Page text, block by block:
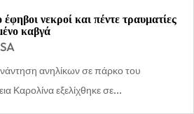
νεκροί και πέντε τραυματίες
καβγά
ανηλίκων σε πάρκο του
Καρολίνα εξελίχθηκε σε...